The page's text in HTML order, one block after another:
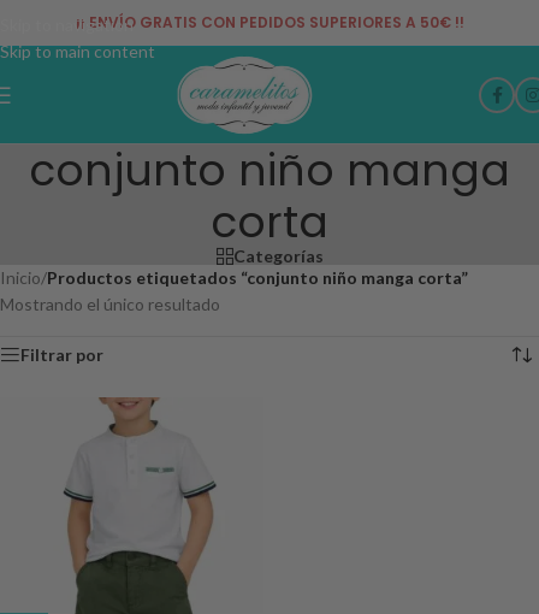
Skip to navigation
Skip to main content
¡¡ ENVÍO GRATIS CON PEDIDOS SUPERIORES A 50€ !!
conjunto niño manga
corta
Categorías
Inicio/Productos etiquetados “conjunto niño manga corta”
Mostrando el único resultado
Filtrar por